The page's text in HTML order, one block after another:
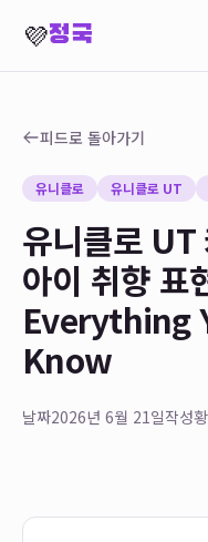
💜정국
피드로 돌아가기
유니클로 유니클로 UT
유니클로 UT
아이 취향 표
Everything
Know
날짜2026년 6월 21일작성